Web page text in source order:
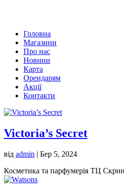
Головна
Магазини
Про нас
Новини
Карта
Орендарям
Акції
Контакти
Victoria’s Secret
від admin | Бер 5, 2024
Косметика та парфумерія ТЦ